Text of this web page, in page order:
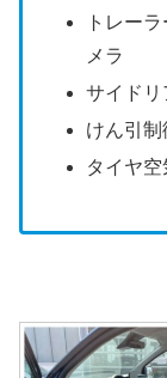
トレー
メラ
サイドリ
けん引制
タイヤ